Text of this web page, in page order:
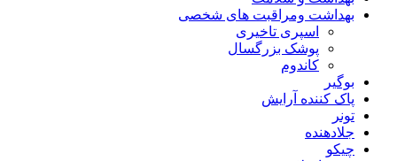
بهداشت ومراقبت های شخصی
اسپری تاخیری
پوشک بزرگسال
کاندوم
بوگیر
پاک کننده آرایش
تونر
جلادهنده
چیکو